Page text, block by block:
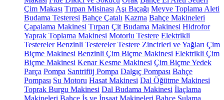
Çim Makası Tırpan Misinası Aşı Bıçağı Meyve Toplama Aleti
Budama Testeresi Bahçe Çatalı Kazma Bahçe Makineleri
Çapalama Makinesi Tırpan Çit Budama Makinesi Hidrofor
Yaprak Toplama Makinesi Motorlu Testere Elektrikli
Testereler Benzinli Testereler Testere Zincirleri ve Yağları Çim
Biçme Makinesi Benzinli Çim Biçme Makinesi Elektrikli Çim
Biçme Makinesi Kenar Kesme Makinesi Çim Biçme Yedek
Parça Pompa Santrifüj Pompa Dalgıç Pompası Bahçe
Pompası Su Motoru Hasat Makinesi Dal Öğütme Makinesi
Toprak Burgu Makinesi Dal Budama Makinesi İlaçlama
Makineleri Bahçe İş ve İnşaat Makineleri Bahçe Sulama